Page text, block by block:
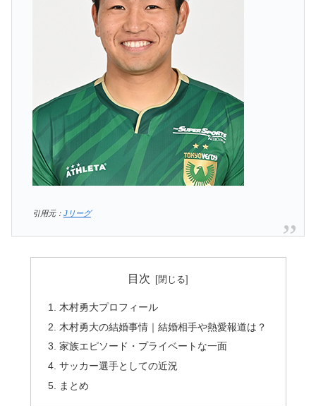
引用元： Jリーグ
目次
木村勇大プロフィール
木村勇大の結婚事情｜結婚相手や熱愛報道は？
家族エピソード・プライベートな一面
サッカー選手としての近況
まとめ